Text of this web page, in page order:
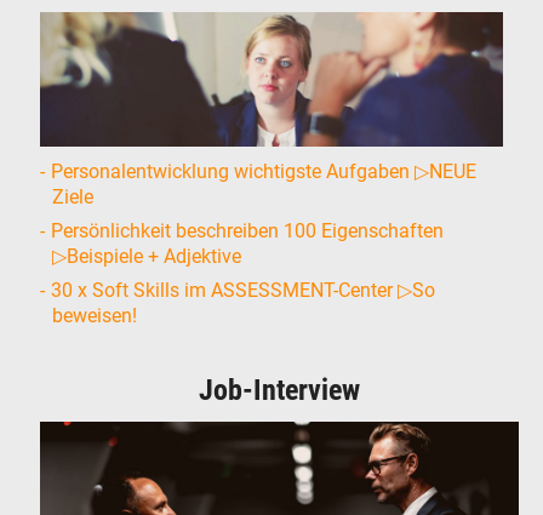
Personalentwicklung wichtigste Aufgaben ▷NEUE
Ziele
Persönlichkeit beschreiben 100 Eigenschaften
▷Beispiele + Adjektive
30 x Soft Skills im ASSESSMENT-Center ▷So
beweisen!
Job-Interview